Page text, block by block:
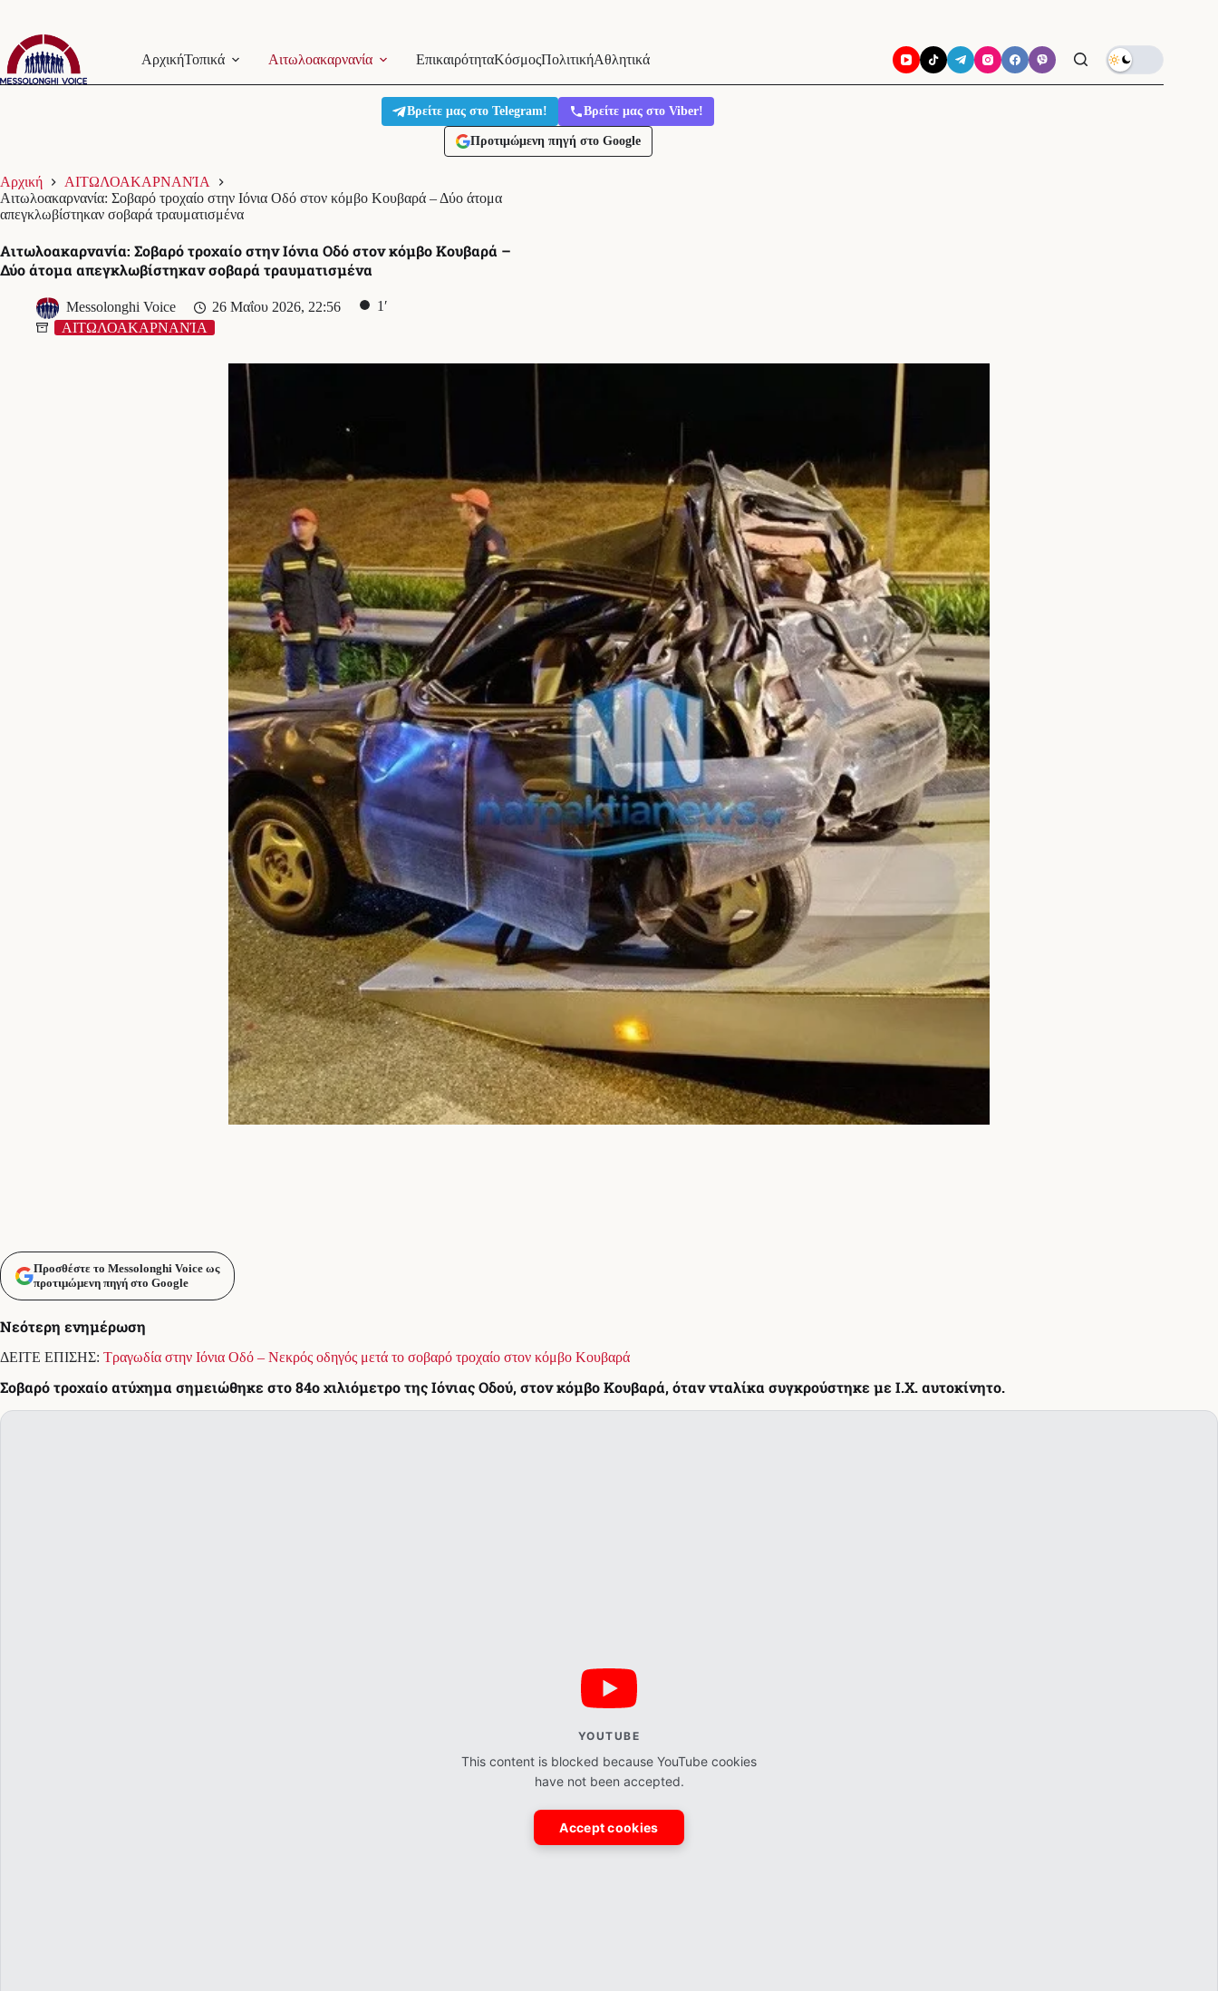
Μετάβαση
στο
περιεχόμενο
ΑρχικήΤοπικά Αιτωλοακαρνανία ΕπικαιρότηταΚόσμοςΠολιτικήΑθλητικά
Βρείτε μας στο Telegram! Βρείτε μας στο Viber!
Προτιμώμενη πηγή στο Google
Αρχική
ΑΙΤΩΛΟΑΚΑΡΝΑΝΊΑ
Αιτωλοακαρνανία: Σοβαρό τροχαίο στην Ιόνια Οδό στον κόμβο Κουβαρά – Δύο άτομα
απεγκλωβίστηκαν σοβαρά τραυματισμένα
Αιτωλοακαρνανία: Σοβαρό τροχαίο στην Ιόνια Οδό στον κόμβο Κουβαρά –
Δύο άτομα απεγκλωβίστηκαν σοβαρά τραυματισμένα
Messolonghi Voice 26 Μαΐου 2026, 22:56
1′
ΑΙΤΩΛΟΑΚΑΡΝΑΝΊΑ
Προσθέστε το Messolonghi Voice ως
προτιμώμενη πηγή στο Google
Νεότερη ενημέρωση
ΔΕΙΤΕ ΕΠΙΣΗΣ: Τραγωδία στην Ιόνια Οδό – Νεκρός οδηγός μετά το σοβαρό τροχαίο στον κόμβο Κουβαρά
Σοβαρό τροχαίο ατύχημα σημειώθηκε στο 84ο χιλιόμετρο της Ιόνιας Οδού, στον κόμβο Κουβαρά, όταν νταλίκα συγκρούστηκε με Ι.Χ. αυτοκίνητο.
YOUTUBE
This content is blocked because YouTube cookies
have not been accepted.
Accept cookies